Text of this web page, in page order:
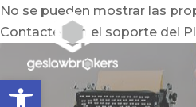
No se pueden mostrar las
Contacte con el soporte del
Abrir barra de herramientas